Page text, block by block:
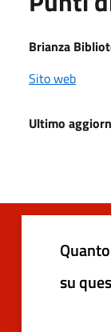
Brianza
Sito web
Ultimo
su